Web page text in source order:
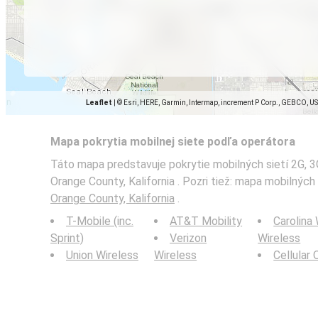
Leaflet © Esri, HERE, Garmin, Intermap, increment P Corp., GEBCO,
Mapa pokrytia mobilnej siete podľa operátora
Táto mapa predstavuje pokrytie mobilných sietí 2G,
Orange County, Kalifornia . Pozri tiež: mapa
Orange County, Kalifornia .
T-Mobile (inc.
Sprint)
Union Wireless
AT&T Mobility
Verizon
Wireless
Carolina
Wireless
Cellular